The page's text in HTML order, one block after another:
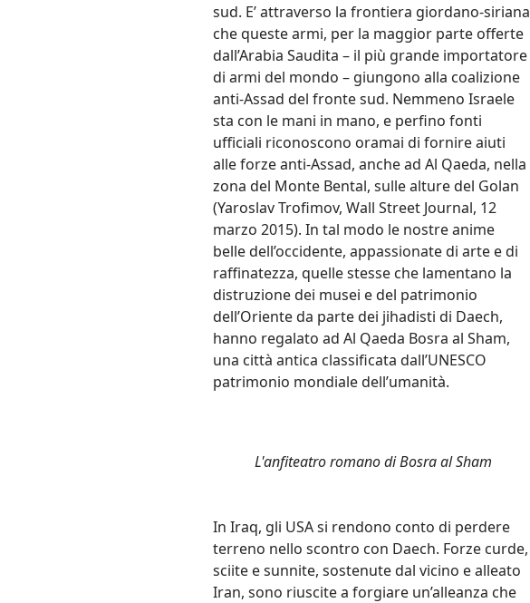
sud. E’ attraverso la frontiera giordano-siriana
che queste armi, per la maggior parte offerte
dall’Arabia Saudita – il più grande importatore
di armi del mondo – giungono alla coalizione
anti-Assad del fronte sud. Nemmeno Israele
sta con le mani in mano, e perfino fonti
ufficiali riconoscono oramai di fornire aiuti
alle forze anti-Assad, anche ad Al Qaeda, nella
zona del Monte Bental, sulle alture del Golan
(Yaroslav Trofimov, Wall Street Journal, 12
marzo 2015). In tal modo le nostre anime
belle dell’occidente, appassionate di arte e di
raffinatezza, quelle stesse che lamentano la
distruzione dei musei e del patrimonio
dell’Oriente da parte dei jihadisti di Daech,
hanno regalato ad Al Qaeda Bosra al Sham,
una città antica classificata dall’UNESCO
patrimonio mondiale dell’umanità.
L'anfiteatro romano di Bosra al Sham
In Iraq, gli USA si rendono conto di perdere
terreno nello scontro con Daech. Forze curde,
sciite e sunnite, sostenute dal vicino e alleato
Iran, sono riuscite a forgiare un’alleanza che